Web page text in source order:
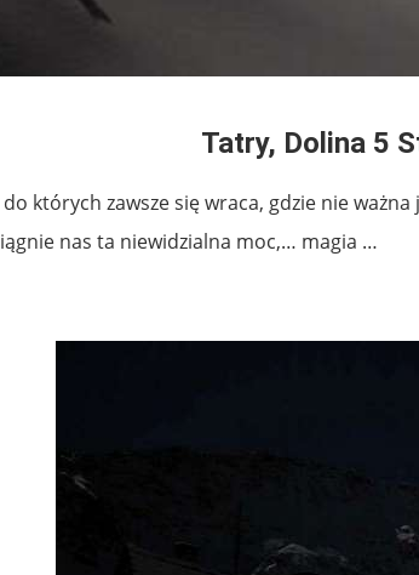
Tatry, Dolina 5
których zawsze się wraca, gdzie nie
nas ta niewidzialna moc,… magia …